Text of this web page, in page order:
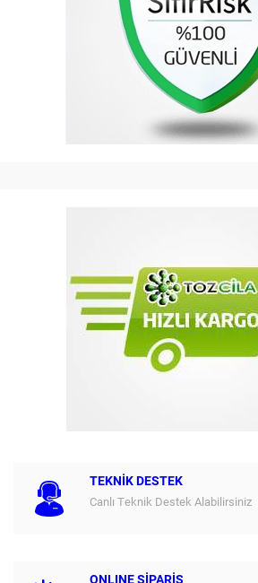
TEKNİK DESTEK
Canlı Teknik Destek Alabilirsiniz
ONLINE SİPARİŞ